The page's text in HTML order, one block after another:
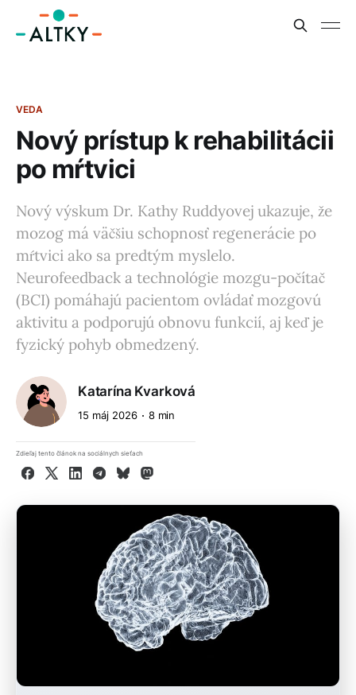
VEDA
Nový prístup k rehabilitácii
po mŕtvici
Nový výskum Dr. Kathy Ruddyovej ukazuje, že
mozog má väčšiu schopnosť regenerácie po
mŕtvici ako sa predtým myslelo.
Neurofeedback a technológie mozgu-počítač
(BCI) pomáhajú pacientom ovládať mozgovú
aktivitu a podporujú obnovu funkcií, aj keď je
fyzický pohyb obmedzený.
Katarína Kvarková
15 máj 2026 8 min
Zdieľaj tento článok na sociálnych sieťach
Facebook
X LinkedInTelegram
BlueskyMastodon